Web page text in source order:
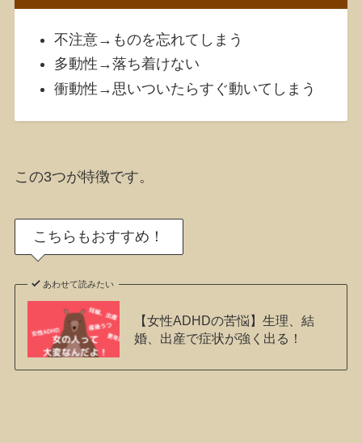
不注意→ものを忘れてしまう
多動性→落ち着けない
衝動性→思いついたらすぐ動いてしまう
この3つが特徴です。
こちらもおすすめ！
あわせて読みたい
【女性ADHDの苦悩】生理、結
婚、出産で症状が強く出る！